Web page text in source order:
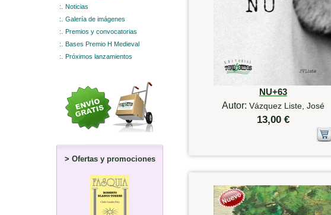
:.
Noticias
:.
Galería de imágenes
:.
Premios y convocatorias
:.
Bases Premio H Medieval
:.
Próximos lanzamientos
> Ofertas y promociones
NU+63
Autor: Vázquez Liste, José
13,00 €